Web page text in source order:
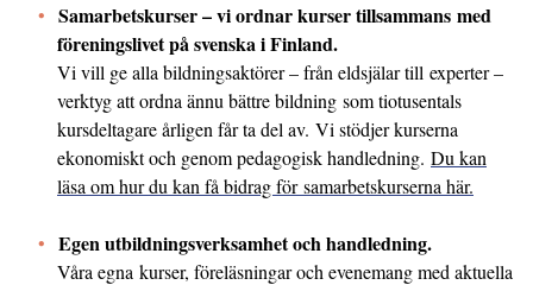
Samarbetskurser – vi ordnar kurser tillsammans med
föreningslivet på svenska i Finland.
Vi vill ge alla bildningsaktörer – från eldsjälar till experter –
verktyg att ordna ännu bättre bildning som tiotusentals
kursdeltagare årligen får ta del av. Vi stödjer kurserna
ekonomiskt och genom pedagogisk handledning. Du kan
läsa om hur du kan få bidrag för samarbetskurserna här.
Egen utbildningsverksamhet och handledning.
Våra egna kurser, föreläsningar och evenemang med aktuella